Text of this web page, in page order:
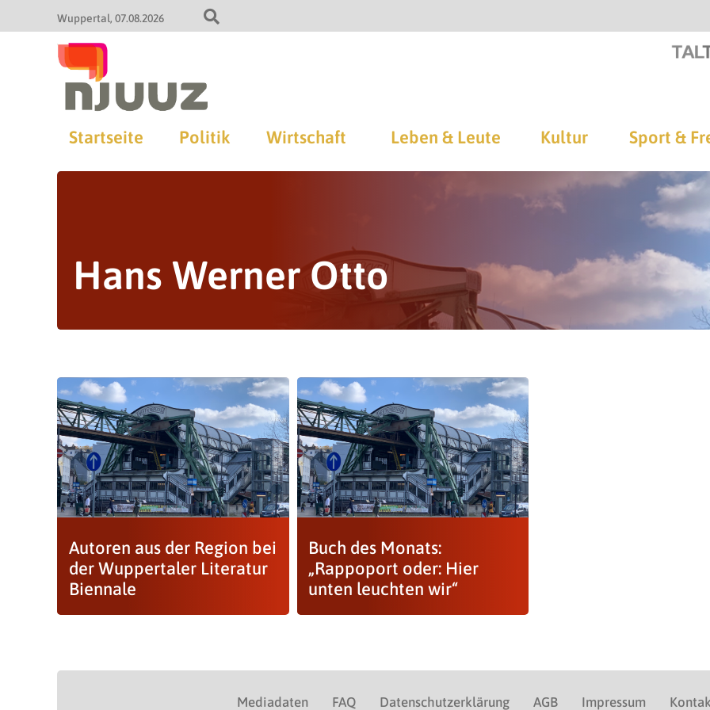
Wuppertal 07.08.2026
Startseite Politik Wirtschaft Leben & Leute Kultur Sport &
Hans Werner Otto
Autoren aus der Region bei
der Wuppertaler Literatur
Biennale
Buch des Monats:
„Rappoport oder: Hier
unten leuchten wir“
Mediadaten FAQ Datenschutzerklärung AGB Impressum